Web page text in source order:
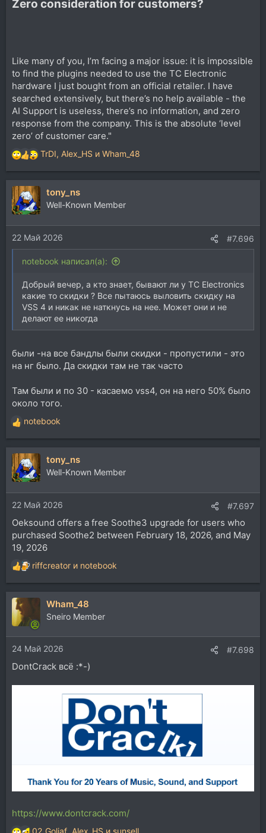
Zero consideration for customers?​
Like many of you, I’m facing a major issue: it is impossible
to find the plugins needed to use the TC Electronic
hardware I just bought from an official retailer. I have
searched extensively, but there’s no help available - the
AI Support is useless, there’s no information, and zero
response from the company. This is the absolute ‘level
zero’ of customer care."
Р
е
а
к
ц
и
и
:
TrDI, Alex_HS и Wham_48
tony_ns
Well-Known Member
22 Май 2026 #7.696
notebook написал(а):
Добрый вечер, а кто знает, бывают ли у TC Electronics
какие то скидки ? Все пытаюсь выловить скидку на
VSS 4 и никак не наткнусь на нее. Может они и не
делают ее никогда
были -на все бандлы были скидки - пропустили - это
на нг было. Да скидки там не так часто
Там были и по 30 - касаемо vss4, он на него 50% было
около того.
Р
е
а
к
ц
и
и
:
notebook
tony_ns
Well-Known Member
22 Май 2026 #7.697
Oeksound offers a free Soothe3 upgrade for users who
purchased Soothe2 between February 18, 2026, and May
19, 2026
Р
е
а
к
ц
и
и
:
riffcreator и notebook
Wham_48
Sneiro Member
24 Май 2026 #7.698
DontCrack всё :*-)
https://www.dontcrack.com/